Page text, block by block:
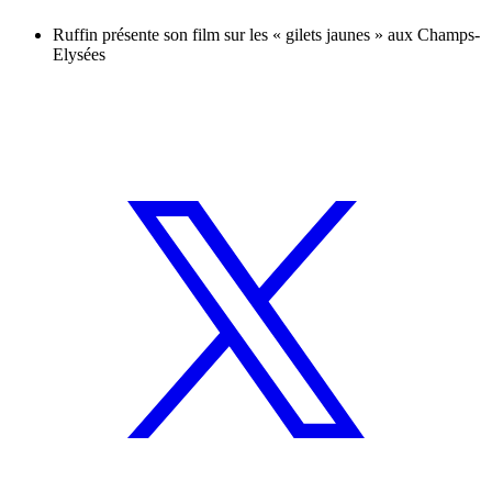
Ruffin présente son film sur les « gilets jaunes » aux Champs-
Elysées